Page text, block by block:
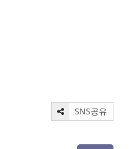
SNS공유